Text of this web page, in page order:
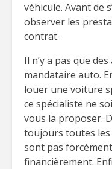
véhicule. Avant de
observer les
contrat.
Il n’y a pas que
mandataire auto.
louer une voiture
ce spécialiste ne
vous la proposer.
toujours toutes les
sont pas
financièrement.